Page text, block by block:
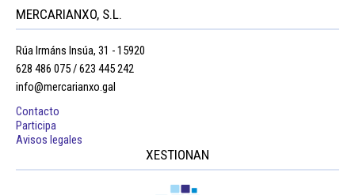
MERCARIANXO, S.L.
Rúa Irmáns Insúa, 31 - 15920
628 486 075 / 623 445 242
info@mercarianxo.gal
Contacto
Participa
Avisos legales
XESTIONAN